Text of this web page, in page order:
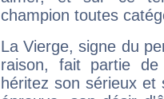
champion toutes
La Vierge, signe du
raison, fait partie
héritez son sérieux